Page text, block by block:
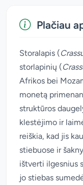
Plačiau
Storalapis (
storlapinių (
Afrikos bei
monetą
struktūros
klestėjimo ir
reiškia, kad jis
stiebuose ir
ištverti ilgesnius
jo stiebas